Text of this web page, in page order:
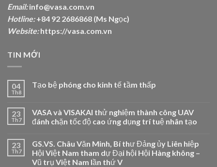
Email:info@vasa.com.vn
Hotline:+84 92 2686868 (Ms Ngọc)
Website: https://vasa.com.vn
TIN MỚI
04
Th8
Tạo bệ phóng cho kinh tế tầm thấp
23
Th7
VASA và VISAKAI thử nghiệm thành công UAV
đánh chặn tốc độ cao ứng dụng trí tuệ nhân tạo
23
Th7
GS.VS. Châu Văn Minh, Bí thư Đảng ủy Liên hiệp
Hội Việt Nam tham dự Đại hội Hội Hàng không –
Vũ trụ Việt Nam lần thứ V